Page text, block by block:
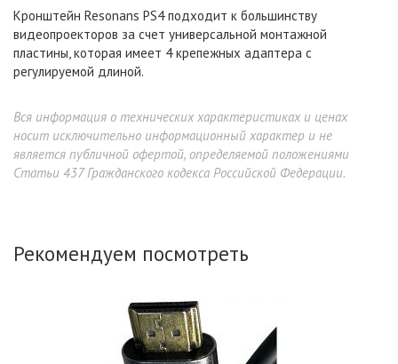
Кронштейн Resonans PS4 подходит к большинству
видеопроекторов за счет универсальной монтажной
пластины, которая имеет 4 крепежных адаптера с
регулируемой длиной.
Вся информация о технических характеристиках и ценах
носит исключительно информационный характер и не
является публичной офертой, определяемой положениями
Статьи 437 Гражданского кодекса Российской Федерации.
Рекомендуем посмотреть